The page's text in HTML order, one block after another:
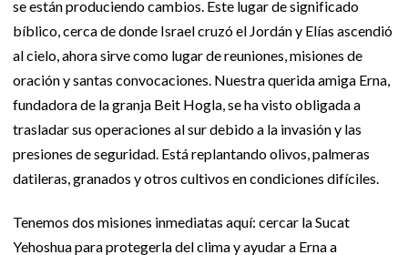
se están produciendo cambios. Este lugar de significado
bíblico, cerca de donde Israel cruzó el Jordán y Elías ascendió
al cielo, ahora sirve como lugar de reuniones, misiones de
oración y santas convocaciones. Nuestra querida amiga Erna,
fundadora de la granja Beit Hogla, se ha visto obligada a
trasladar sus operaciones al sur debido a la invasión y las
presiones de seguridad. Está replantando olivos, palmeras
datileras, granados y otros cultivos en condiciones difíciles.
Tenemos dos misiones inmediatas aquí: cercar la Sucat
Yehoshua para protegerla del clima y ayudar a Erna a